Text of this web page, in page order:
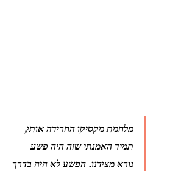
מלחמת מקסיקו החרידה אותי,
תמיד האמנתי שזה היה פשע
נורא מצידנו. הפשע לא היה בדרך